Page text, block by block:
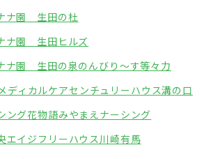
ナ園 生田の杜
ナ園 生田ヒルズ
ナ園 生田の泉のんびり～す等々力
メディカルケアセンチュリーハウス溝の口
ング花物語みやまえナーシング
エイジフリーハウス川崎有馬